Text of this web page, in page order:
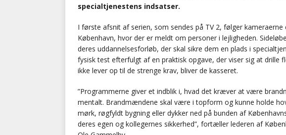
specialtjenestens indsatser.
I første afsnit af serien, som sendes på TV 2, følger kameraerne
København, hvor der er meldt om personer i lejligheden.
deres uddannelsesforløb, der skal sikre dem en plads i
fysisk test efterfulgt af en praktisk opgave, der viser sig at drille
ikke lever op til de strenge krav, bliver de kasseret.
”Programmerne giver et indblik i, hvad det kræver at være
mentalt. Brandmændene skal være i topform og kunne holde
mørk, røgfyldt bygning eller dykker ned på bunden af
deres egen og kollegernes sikkerhed”, fortæller lederen af